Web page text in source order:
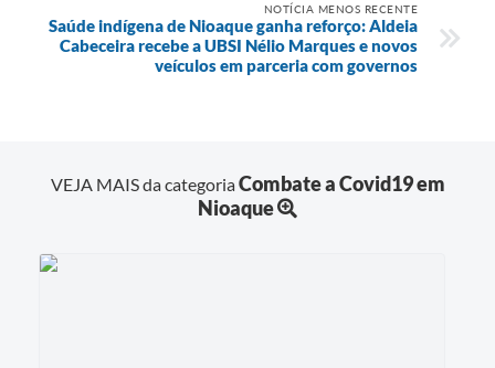
NOTÍCIA MENOS RECENTE
Saúde indígena de Nioaque ganha reforço: Aldeia
Cabeceira recebe a UBSI Nélio Marques e novos
veículos em parceria com governos
VEJA MAIS da categoriaCombate a Covid19 em
Nioaque